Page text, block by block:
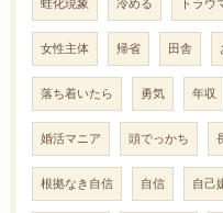
蛙化現象 冷める トラウ
女性主体 帰省 田舎
落ち着いたら 勇気 年収
婚活マニア 頭でっかち
根拠なき自信 自信 自己